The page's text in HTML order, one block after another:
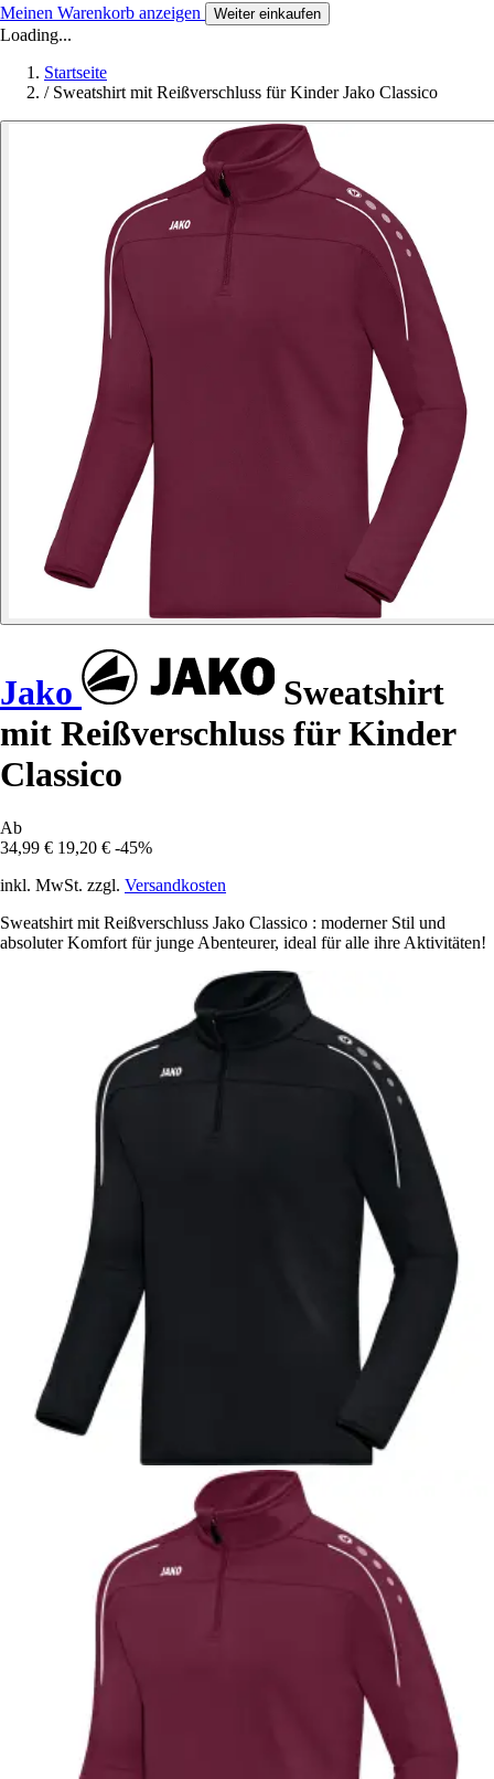
Meinen Warenkorb anzeigen Weiter einkaufen
Loading...
Startseite
/ Sweatshirt mit Reißverschluss für Kinder Jako Classico
Jako
Sweatshirt
mit Reißverschluss für Kinder
Classico
Ab
34,99 € 19,20 € -45%
inkl. MwSt. zzgl. Versandkosten
Sweatshirt mit Reißverschluss Jako Classico : moderner Stil und
absoluter Komfort für junge Abenteurer, ideal für alle ihre Aktivitäten!